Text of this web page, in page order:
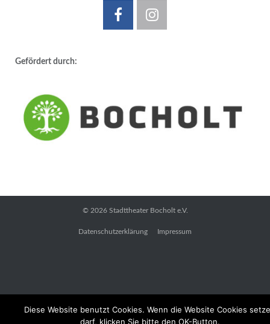
Gefördert durch:
© 2026 Stadttheater Bocholt e.V.
Datenschutzerklärung Impressum
Diese Website benutzt Cookies. Wenn die Website Cookies
darf, klicken Sie bitte den OK-Button.